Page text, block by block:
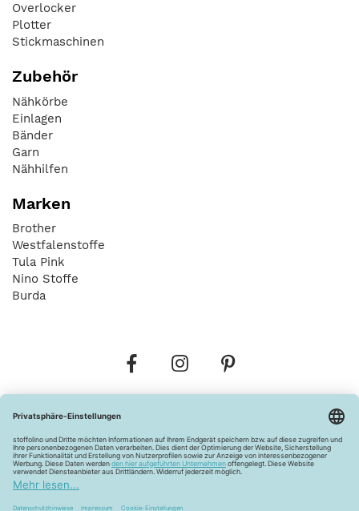
Overlocker
Plotter
Stickmaschinen
Zubehör
Nähkörbe
Einlagen
Bänder
Garn
Nähhilfen
Marken
Brother
Westfalenstoffe
Tula Pink
Nino Stoffe
Burda
Widerrufsbelehrung Vertrag widerrufen
Barrierefreiheitserklärung